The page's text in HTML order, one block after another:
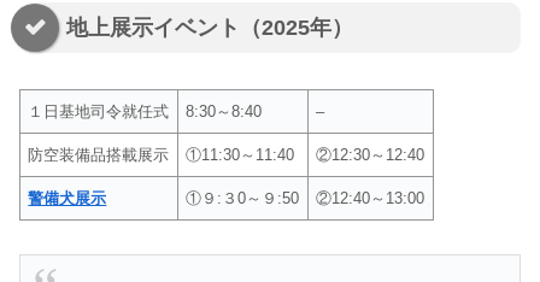
地上展示イベント（2025年）
１日基地司令就任式 8:30～8:40 –
防空装備品搭載展示 ①11:30～11:40 ②12:30～12:40
警備犬展示 ①９:３0～９:50 ②12:40～13:00